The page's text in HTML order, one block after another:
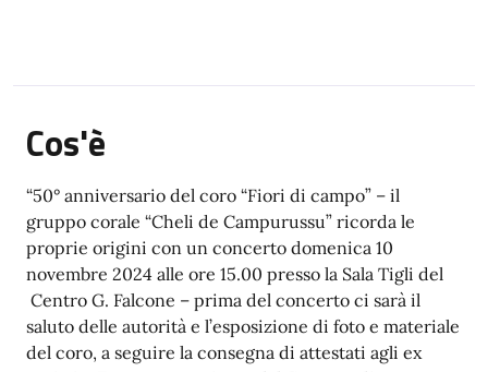
Cos'è
“50° anniversario del coro “Fiori di campo” – il
gruppo corale “Cheli de Campurussu” ricorda le
proprie origini con un concerto domenica 10
novembre 2024 alle ore 15.00 presso la Sala Tigli del
Centro G. Falcone – prima del concerto ci sarà il
saluto delle autorità e l’esposizione di foto e materiale
del coro, a seguire la consegna di attestati agli ex